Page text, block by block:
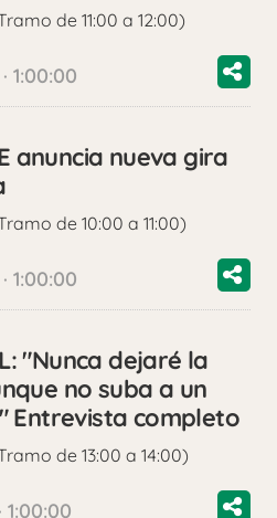
de 11:00 a 12:00)
1:00:00
anuncia nueva gira
de 10:00 a 11:00)
1:00:00
"Nunca dejaré la
no suba a un
Entrevista completo
de 13:00 a 14:00)
1:00:00